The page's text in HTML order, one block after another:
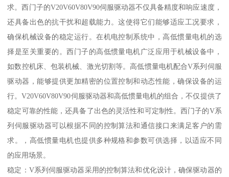
求。西门子的V20V60V80V90伺服驱动器不仅具备精度和响应速度，
还具备出色的抗干扰和超载能力。这使得它们能够适应工况要求，
确保机械设备的稳定运行。在机电控制系统中，高低惯量电机的选
择是至关重要的。西门子的高低惯量电机广泛应用于机械设备中，
如数控机床、包装机械、激光切割等。高低惯量电机配合V系列伺服
驱动器，能够提供更加精密的位置控制和动态性能，确保设备的运
行。V20V60V80V90伺服驱动器和高低惯量电机的组合，不仅提供了
稳定可靠的性能，还具备了出色的灵活性和可定制性。西门子的V系
列伺服驱动器可以根据不同的控制算法和通信接口来满足客户的需
求。，高低惯量电机也提供多种规格和参数可供选择，以适应不同
的应用场景。
稳定：V系列伺服驱动器采用的控制算法和优化设计，确保驱动器的